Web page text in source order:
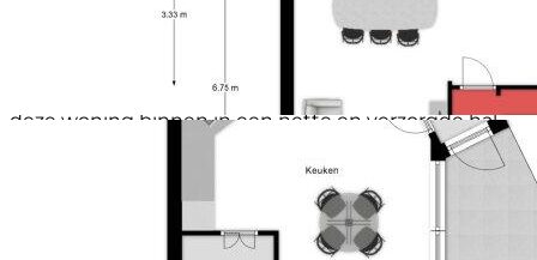
voorzieningen met alle dagelijkse gemakken binnen
LATEN WE OP DE BEGANE GROND GAAN BEGINNEN
Via de kunststof voordeur, vernieuwd in 2016, stap je
deze woning binnen in een nette en verzorgde hal.
Aan de rechterzijde bevindt zich het toilet en aan de
linkerzijde de meterkast, voorzien van een
glasvezelaansluiting, helemaal klaar voor snel internet
en modern wooncomfort. Verderop in de hal is de
garderobe slim weggewerkt onder de trap waardoor